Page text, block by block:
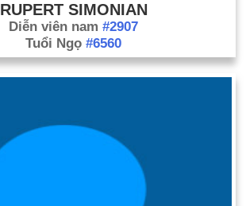
RUPERT SIMONIAN
Diễn viên nam #2907
Tuổi Ngọ #6560